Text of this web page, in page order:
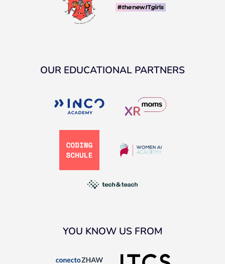
OUR EDUCATIONAL PARTNERS
YOU KNOW US FROM